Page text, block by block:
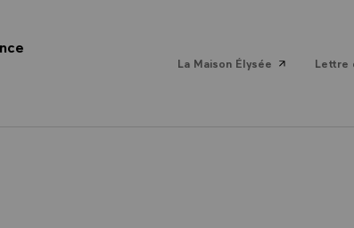
La Maison Élysée Lettre